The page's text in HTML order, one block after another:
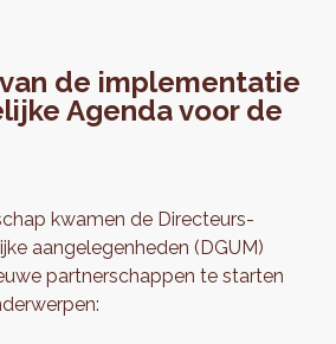
de implementatie
Agenda voor de
kwamen de Directeurs-
aangelegenheden (DGUM)
partnerschappen te starten